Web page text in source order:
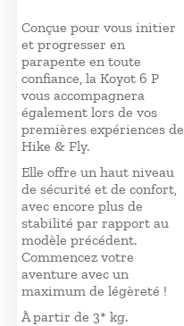
Conçue pour vous initier
et progresser en
parapente en toute
confiance, la Koyot 6 P
vous accompagnera
également lors de vos
premières expériences de
Hike & Fly.
Elle offre un haut niveau
de sécurité et de confort,
avec encore plus de
stabilité par rapport au
modèle précédent.
Commencez votre
aventure avec un
maximum de légèreté !
À partir de 3* kg.